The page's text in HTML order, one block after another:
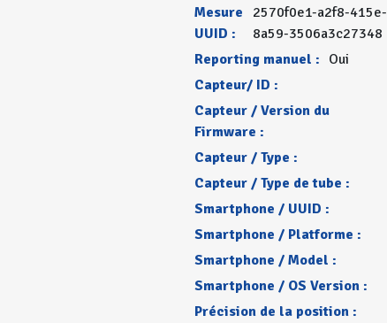
Mesure
UUID :
2570f0e1-a2f8-415e-
8a59-3506a3c27348
Reporting manuel : Oui
Capteur/ ID :
Capteur / Version du
Firmware :
Capteur / Type :
Capteur / Type de tube :
Smartphone / UUID :
Smartphone / Platforme :
Smartphone / Model :
Smartphone / OS Version :
Précision de la position :